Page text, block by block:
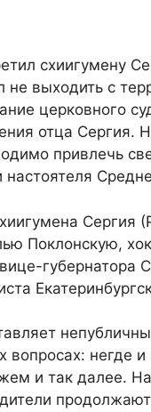
схиигумену
не выходить с
церковного
отца Сергия.
привлечь
настоятеля
Сергия
Поклонскую,
губернатора
вопросах: негде
и так далее.